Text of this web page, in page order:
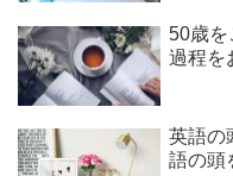
50歳を
過程を
英語の
語の頭